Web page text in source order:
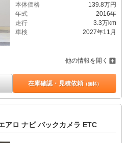
本体価格
139. 8万円
年式
2016年
走行
3.3万km
車検
2027年11月
他の情報を開く
在庫確認・見積依頼（無料）
アロ ナビ バックカメラ ETC